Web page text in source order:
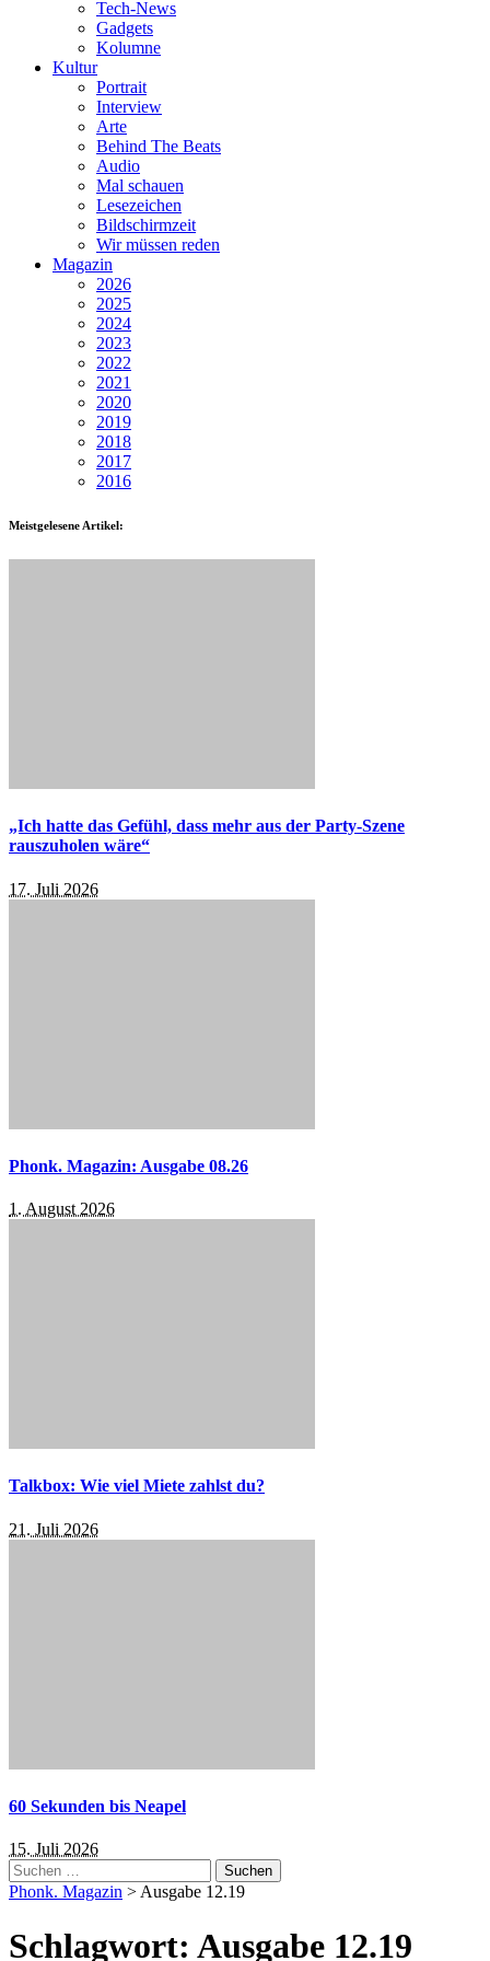
Tech-News
Gadgets
Kolumne
Kultur
Portrait
Interview
Arte
Behind The Beats
Audio
Mal schauen
Lesezeichen
Bildschirmzeit
Wir müssen reden
Magazin
2026
2025
2024
2023
2022
2021
2020
2019
2018
2017
2016
Meistgelesene Artikel:
„Ich hatte das Gefühl, dass mehr aus der Party-Szene
rauszuholen wäre“
17. Juli 2026
Phonk. Magazin: Ausgabe 08.26
1. August 2026
Talkbox: Wie viel Miete zahlst du?
21. Juli 2026
60 Sekunden bis Neapel
15. Juli 2026
Suchen
nach:
Phonk. Magazin > Ausgabe 12.19
Schlagwort: Ausgabe 12.19